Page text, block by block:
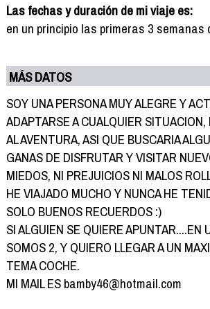
Las fechas y duración de mi viaje es:
en un principio las primeras 3 semanas
MÁS DATOS
SOY UNA PERSONA MUY ALEGRE Y
ADAPTARSE A CUALQUIER
AL AVENTURA, ASI QUE BUSCARIA
GANAS DE DISFRUTAR Y VISITAR
MIEDOS, NI PREJUICIOS NI MALOS
HE VIAJADO MUCHO Y NUNCA HE
SOLO BUENOS RECUERDOS :)
SI ALGUIEN SE QUIERE APUNTAR....EN
SOMOS 2, Y QUIERO LLEGAR A UN
TEMA COCHE.
MI MAIL ES bamby46@hotmail.com